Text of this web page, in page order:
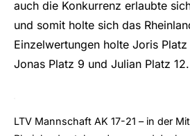
auch die Konkurrenz erlaubte
und somit holte sich das
Einzelwertungen holte Joris
Jonas Platz 9 und Julian Platz 12.
LTV Mannschaft AK 17-21 – in der